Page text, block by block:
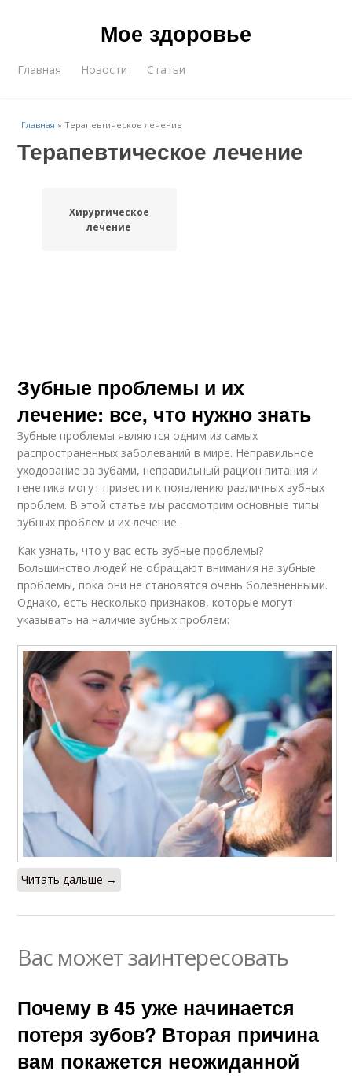
Мое здоровье
Главная Новости Статьи
Главная »Терапевтическое лечение
Терапевтическое лечение
Хирургическое
лечение
Зубные проблемы и их
лечение: все, что нужно знать
Зубные проблемы являются одним из самых
распространенных заболеваний в мире. Неправильное
уходование за зубами, неправильный рацион питания и
генетика могут привести к появлению различных зубных
проблем. В этой статье мы рассмотрим основные типы
зубных проблем и их лечение.
Как узнать, что у вас есть зубные проблемы?
Большинство людей не обращают внимания на зубные
проблемы, пока они не становятся очень болезненными.
Однако, есть несколько признаков, которые могут
указывать на наличие зубных проблем:
Читать дальше →
Вас может заинтересовать
Почему в 45 уже начинается
потеря зубов? Вторая причина
вам покажется неожиданной